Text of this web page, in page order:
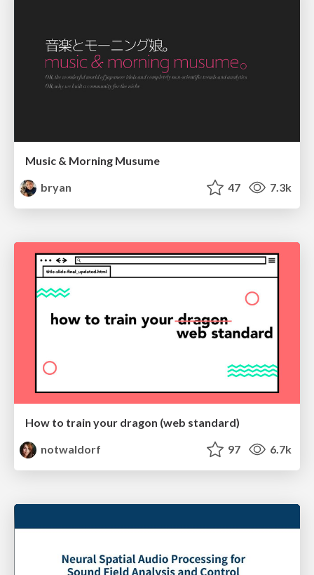
Music & Morning Musume
bryan
47 7.3k
How to train your dragon (web standard)
notwaldorf
97 6.7k